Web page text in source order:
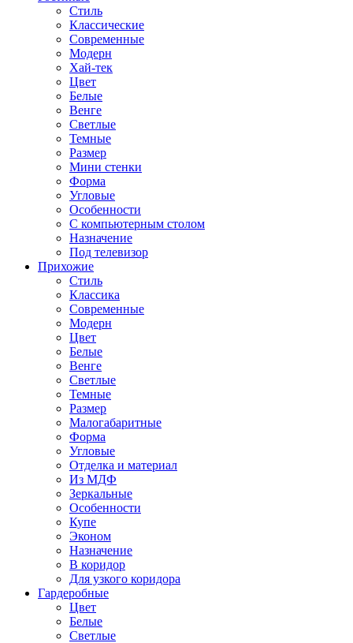
Стиль
Классические
Современные
Модерн
Хай-тек
Цвет
Белые
Венге
Светлые
Темные
Размер
Мини стенки
Форма
Угловые
Особенности
С компьютерным столом
Назначение
Под телевизор
Прихожие
Стиль
Классика
Современные
Модерн
Цвет
Белые
Венге
Светлые
Темные
Размер
Малогабаритные
Форма
Угловые
Отделка и материал
Из МДФ
Зеркальные
Особенности
Купе
Эконом
Назначение
В коридор
Для узкого коридора
Гардеробные
Цвет
Белые
Светлые